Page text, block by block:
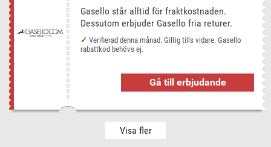
Gasello står alltid för fraktkostnaden.
Dessutom erbjuder Gasello fria returer.
Verifierad denna månad. Giltig tills vidare. Gasello
rabattkod behövs ej.
Gå till erbjudande
Visa fler